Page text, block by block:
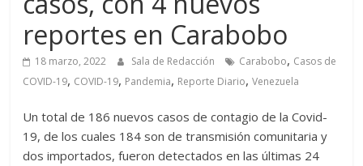
reportes en Carabobo
18 marzo, 2022 Sala de Redacción Carabobo, Casos de
COVID-19, COVID-19, Pandemia, Reporte Diario,Venezuela
Un total de 186 nuevos casos de contagio de la Covid-
19, de los cuales 184 son de transmisión comunitaria y
dos importados, fueron detectados en las últimas 24